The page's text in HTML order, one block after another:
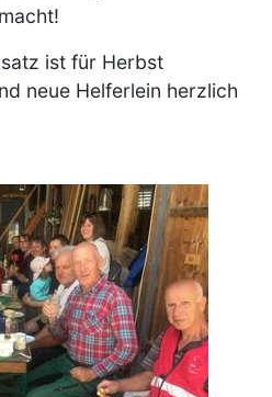
ist für Herbst
neue Helferlein herzlich